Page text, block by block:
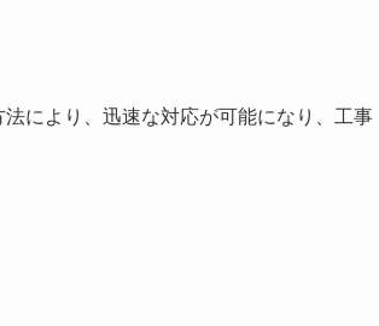
により、迅速な対応が可能になり、工事